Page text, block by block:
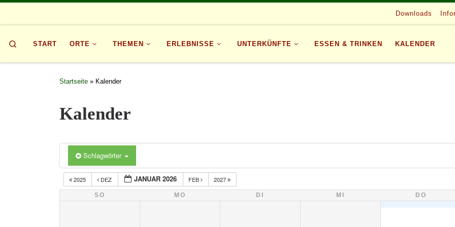
Downloads
START ORTE THEMEN ERLEBNISSE UNTERKÜNFTE ESSEN & TRINKEN KALENDER
Search
Startseite » Kalender
Kalender
Schlagwörter
2025 DEZ JANUAR 2026 FEB 2027
SO MO DI MI DO